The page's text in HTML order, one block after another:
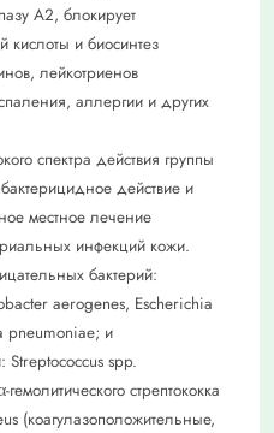
А2, блокирует
и биосинтез
лейкотриенов
аллергии и других
спектра действия группы
действие и
местное лечение
инфекций кожи.
бактерий:
aerogenes, Escherichia
pneumoniae; и
Streptococcus spp.
стрептококка
(коагулазоположительные,